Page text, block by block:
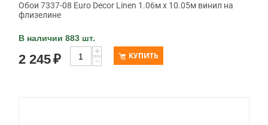
Обои 7337-08 Euro Decor Linen 1.06м x 10.05м винил на
флизелине
В наличии 883 шт.
2 245₽
+
−
КУПИТЬ